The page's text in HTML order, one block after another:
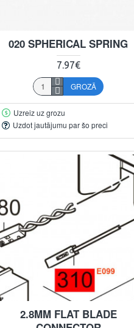
020 SPHERICAL SPRING
7.97€
GROZĀ
Uzreiz uz grozu
Uzdot jautājumu par šo preci
2.8MM FLAT BLADE